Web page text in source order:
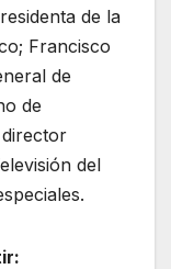
de la
Francisco
de
de
del